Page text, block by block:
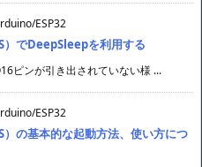
ESP32
）でDeepSleepを利用する
ピンが引き出されていない様 ...
ESP32
）の基本的な起動方法、使い方につ